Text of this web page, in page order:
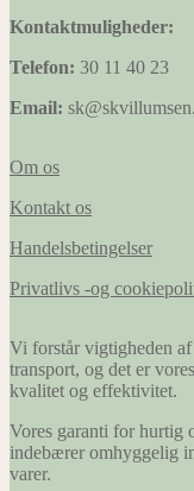
Kontaktmuligheder:
Telefon: 30 11 40 23
Email:
Om os
Kontakt os
Handelsbetingelser
Privatlivs -og
Vi forstår vigtigheden
transport, og det er
kvalitet og effektivitet.
Vores garanti for hurtig
indebærer omhyggelig
varer.